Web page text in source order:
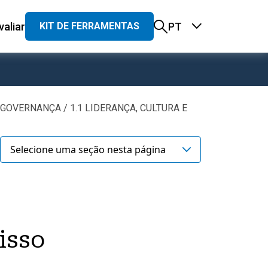
principal
KIT DE FERRAMENTAS PT
Governance
dos acionistas
GOVERNANÇA
1.1 LIDERANÇA, CULTURA E
Selecione uma seção nesta página